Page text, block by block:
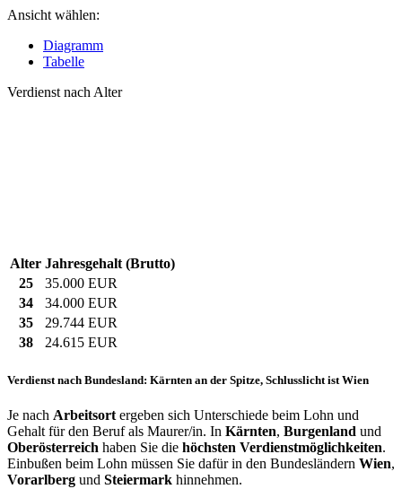
Ansicht wählen:
Diagramm
Tabelle
Verdienst nach Alter
Alter Jahresgehalt (Brutto)
25
35.000 EUR
34
34.000 EUR
35
29.744 EUR
38
24.615 EUR
Verdienst nach Bundesland: Kärnten an der Spitze, Schlusslicht ist Wien
Je nach Arbeitsort ergeben sich Unterschiede beim Lohn und
Gehalt für den Beruf als Maurer/in. In Kärnten, Burgenland und
Oberösterreich haben Sie die höchsten Verdienstmöglichkeiten.
Einbußen beim Lohn müssen Sie dafür in den Bundesländern Wien,
Vorarlberg und Steiermark hinnehmen.